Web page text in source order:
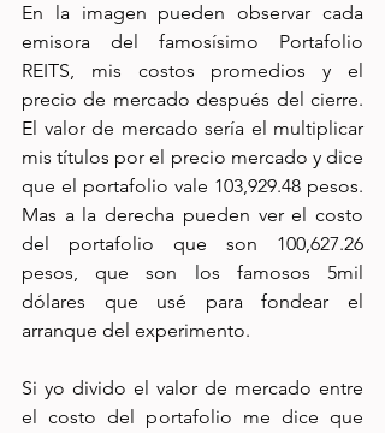
En la imagen pueden observar cada
emisora del famosísimo Portafolio
REITS, mis costos promedios y el
precio de mercado después del cierre.
El valor de mercado sería el multiplicar
mis títulos por el precio mercado y dice
que el portafolio vale 103,929.48 pesos.
Mas a la derecha pueden ver el costo
del portafolio que son 100,627.26
pesos, que son los famosos 5mil
dólares que usé para fondear el
arranque del experimento.
Si yo divido el valor de mercado entre
el costo del portafolio me dice que